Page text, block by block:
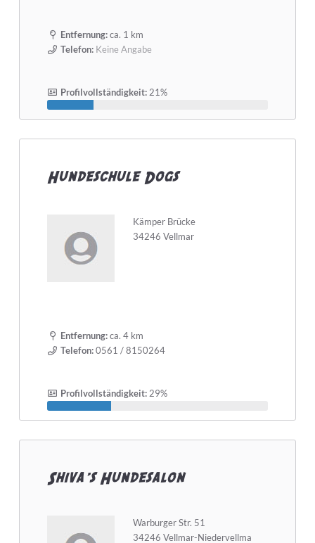
Entfernung:ca. 1 km
Telefon: Keine Angabe
Profilvollständigkeit:21%
Hundeschule Dogs
Kämper Brücke
34246 Vellmar
Entfernung:ca. 4 km
Telefon:0561 / 8150264
Profilvollständigkeit:29%
Shiva's Hundesalon
Warburger Str. 51
34246 Vellmar-Niedervellma